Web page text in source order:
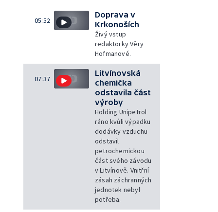
05:52
Doprava v
Krkonoších
Živý vstup
redaktorky Věry
Hofmanové.
07:37
Litvínovská
chemička
odstavila část
výroby
Holding Unipetrol
ráno kvůli výpadku
dodávky vzduchu
odstavil
petrochemickou
část svého závodu
v Litvínově. Vnitřní
zásah záchranných
jednotek nebyl
potřeba.